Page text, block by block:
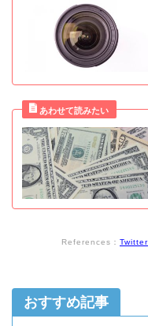
References： Twitter
おすすめ記事